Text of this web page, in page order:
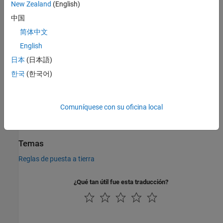
expandir todo
Generación de código C/C++
Genere código C y C++ mediante Simulink® Coder™.
Historial de versiones
Consulte también
Temas
Reglas de puesta a tierra
¿Qué tan útil fue esta traducción?
New Zealand (English)
中国
简体中文
English
日本 (日本語)
한국 (한국어)
Comuníquese con su oficina local